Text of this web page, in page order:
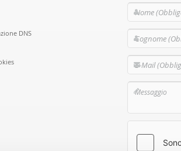
DNS